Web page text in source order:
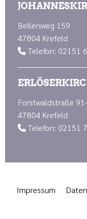
Bellenweg 159
47804 Krefeld
 Telefon: 02151
Forstwaldstraße
47804 Krefeld
 Telefon: 02151
Impressum